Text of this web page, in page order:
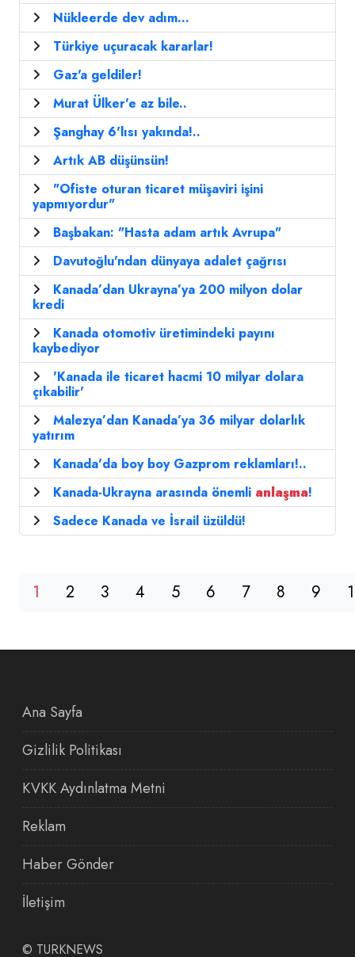
Nükleerde dev adım...
Türkiye uçuracak kararlar!
Gaz'a geldiler!
Murat Ülker'e az bile..
Şanghay 6'lısı yakında!..
Artık AB düşünsün!
"Ofiste oturan ticaret müşaviri işini
yapmıyordur"
Başbakan: "Hasta adam artık Avrupa"
Davutoğlu'ndan dünyaya adalet çağrısı
Kanada’dan Ukrayna’ya 200 milyon dolar
kredi
Kanada otomotiv üretimindeki payını
kaybediyor
'Kanada ile ticaret hacmi 10 milyar dolara
çıkabilir'
Malezya’dan Kanada’ya 36 milyar dolarlık
yatırım
Kanada'da boy boy Gazprom reklamları!..
Kanada-Ukrayna arasında önemli anlaşma!
Sadece Kanada ve İsrail üzüldü!
1 2 3 4 5 6 7 8 9
Ana Sayfa
Gizlilik Politikası
KVKK Aydınlatma Metni
Reklam
Haber Gönder
İletişim
© TURKNEWS